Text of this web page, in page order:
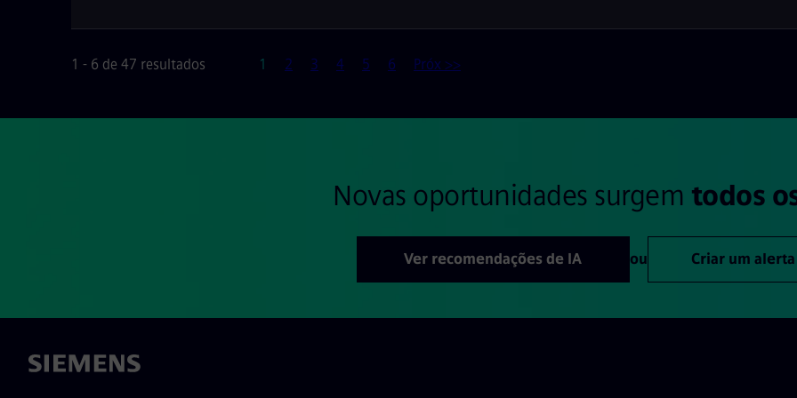
1 - 6 de 47 resultados Página
1 2 3 4 5 6 Próx >>
Novas oportunidades surgem todos
Ver recomendações de IA ou Criar um alerta